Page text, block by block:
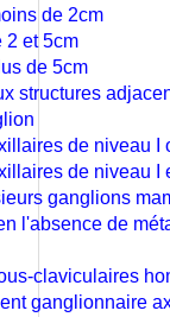
de 2cm
2 et 5cm
de 5cm
structures
de niveau I
de niveau I
ganglions
l'absence de
claviculaires
ganglionnaire